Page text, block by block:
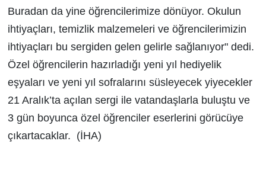
Buradan da yine öğrencilerimize dönüyor. Okulun
ihtiyaçları, temizlik malzemeleri ve öğrencilerimizin
ihtiyaçları bu sergiden gelen gelirle sağlanıyor" dedi.
Özel öğrencilerin hazırladığı yeni yıl hediyelik
eşyaları ve yeni yıl sofralarını süsleyecek yiyecekler
21 Aralık’ta açılan sergi ile vatandaşlarla buluştu ve
3 gün boyunca özel öğrenciler eserlerini görücüye
çıkartacaklar. (İHA)